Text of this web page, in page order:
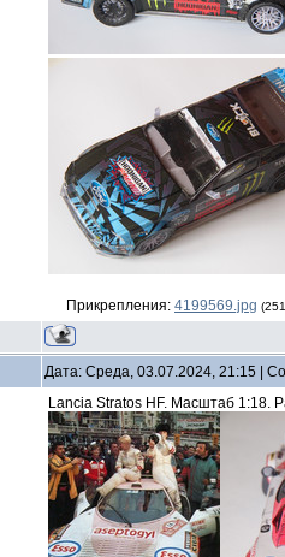
Прикрепления: 4199569.jpg
Дата: Среда, 03.07.2024, 21:15 |
Lancia Stratos HF. Масштаб 1:18.